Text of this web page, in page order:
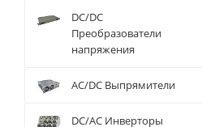
DC/DC
Преобразователи
напряжения
AC/DC Выпрямители
DC/AC Инверторы